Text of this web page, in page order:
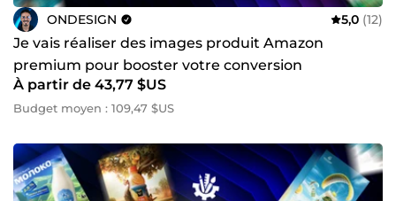
ONDESIGN 5,0 (12)
Je vais réaliser des images produit Amazon
premium pour booster votre conversion
À partir de 43,77 $US
Budget moyen : 109,47 $US